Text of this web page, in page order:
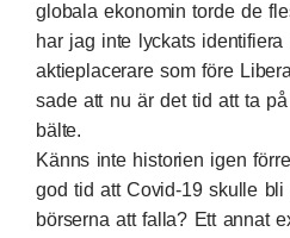
globala ekonomin torde de
har jag inte lyckats
aktieplacerare som före
sade att nu är det tid att ta
bälte.
Känns inte historien igen
god tid att Covid-19 skulle
börserna att falla? Ett annat